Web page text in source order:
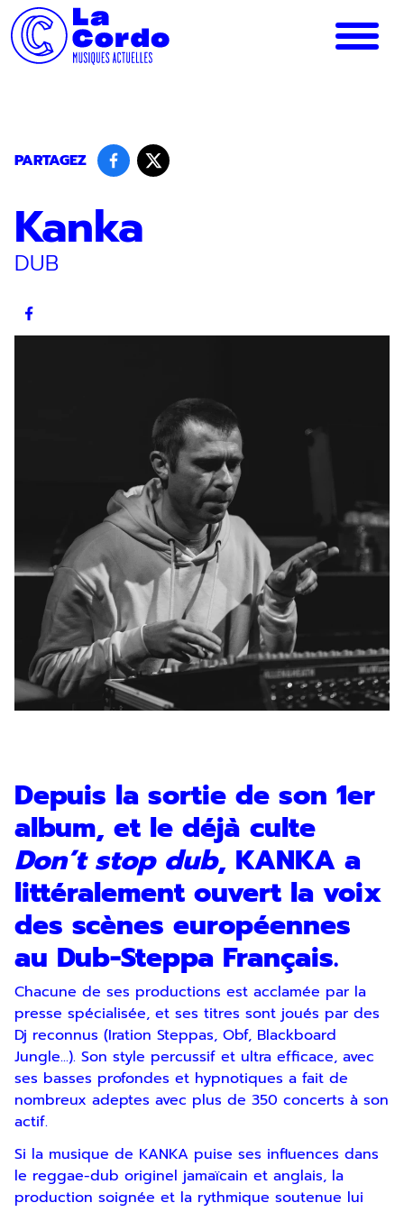
Panneau de gestion des cookies
PARTAGEZ
Kanka
DUB
Depuis la sortie de son 1er
album, et le déjà culte
Don’t stop dub, KANKA a
littéralement ouvert la voix
des scènes européennes
au Dub-Steppa Français.
Chacune de ses productions est acclamée par la
presse spécialisée, et ses titres sont joués par des
Dj reconnus (Iration Steppas, Obf, Blackboard
Jungle...). Son style percussif et ultra efficace, avec
ses basses profondes et hypnotiques a fait de
nombreux adeptes avec plus de 350 concerts à son
actif.
Si la musique de KANKA puise ses influences dans
le reggae-dub originel jamaïcain et anglais, la
production soignée et la rythmique soutenue lui